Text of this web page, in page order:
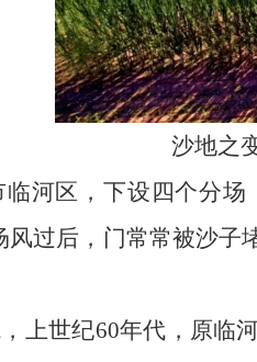
沙地之
河区，下设四个分
过后，门常常被沙
上世纪60年代，原临